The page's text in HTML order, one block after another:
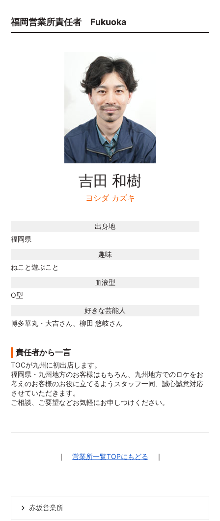
福岡営業所責任者 Fukuoka
吉田 和樹
ヨシダ カズキ
出身地
福岡県
趣味
ねこと遊ぶこと
血液型
O型
好きな芸能人
博多華丸・大吉さん、柳田 悠岐さん
責任者から一言
TOCが九州に初出店します。
福岡県・九州地方のお客様はもちろん、九州地方でのロケをお
考えのお客様のお役に立てるようスタッフ一同、誠心誠意対応
させていただきます。
ご相談、ご要望などお気軽にお申しつけください。
｜ 営業所一覧TOPにもどる ｜
赤坂営業所